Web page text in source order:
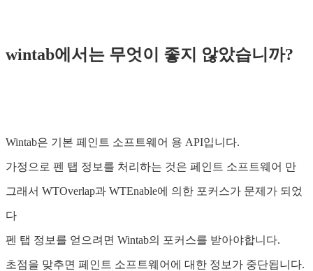
wintab에서는 무엇이 좋지 않았습니까?
Wintab은 기본 페인트 소프트웨어 용 API입니다.
가정으로 펜 탭 정보를 처리하는 것은 페인트 소프트웨어 만
그래서 WTOverlap과 WTEnable에 의한 포커스가 문제가 되었
다
펜 탭 정보를 얻으려면 Wintab의 포커스를 받아야합니다.
초점을 맞추면 페인트 소프트웨어에 대한 정보가 중단됩니다.